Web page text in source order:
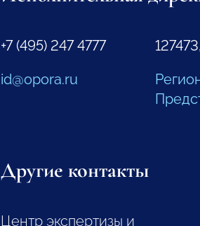
+7 (495) 247 4777
id@opora.ru
Другие контакты
Центр экспертизы и